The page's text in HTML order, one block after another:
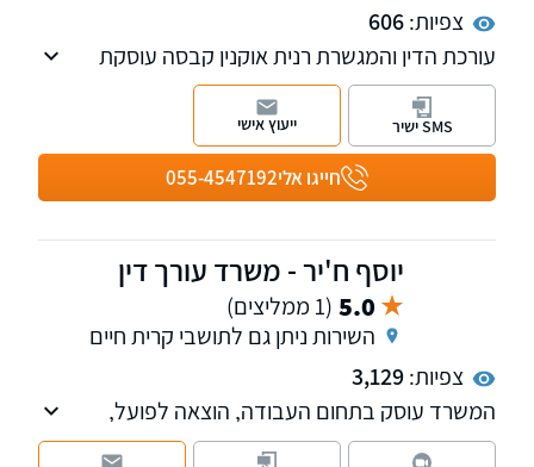
צפיות:606
עורכת הדין והמגשרת רנית אוקנין קבסה עוסקת
בדיני משפחה, ירושה, נזקי גוף ותאונות. המשרד
משלב אסטרטגיה משפטית חדה עם תקשורת
אנושית ומכילה לפי העיקרון: "א.נשים - לפני הכל"!
חייגו אלי055-4547192
SMS ישיר ייעוץ אישי
יוסף ח'יר - משרד עורך דין
5.0 (1 ממליצים)
השירות ניתן גם לתושבי קרית חיים
צפיות:3,129
המשרד עוסק בתחום העבודה, הוצאה לפועל,
נזיקין, תאונות אישיות והמשפט האזרחי.